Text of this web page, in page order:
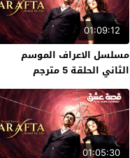
01:09:12
مسلسل الاعراف الموسم
الثاني الحلقة 5 مترجم
01:05:30